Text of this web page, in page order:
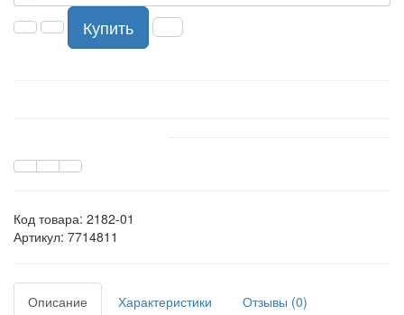
Купить
Код товара: 2182-01
Артикул: 7714811
Описание Характеристики
Отзывы (0)